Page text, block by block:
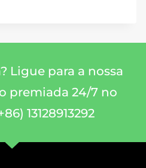
Ligue para a nossa
premiada 24/7 no
13128913292